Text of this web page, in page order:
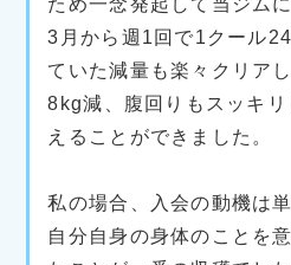
3月から週1回で1クール
ていた減量も楽々クリア
8kg減、腹回りもスッキ
えることができました。
私の場合、入会の動機は
自分自身の身体のことを